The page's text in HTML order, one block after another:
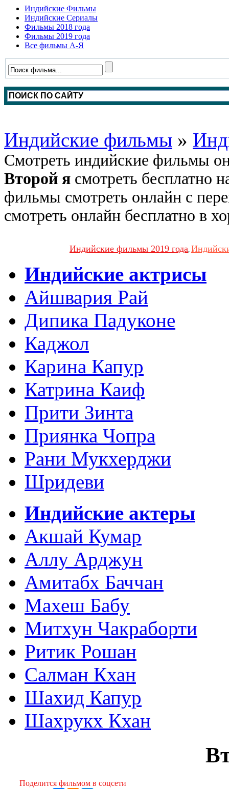
Индийские Фильмы
Индийские Сериалы
Фильмы 2018 года
Фильмы 2019 года
Все фильмы А-Я
Индийские фильмы »
Смотреть индийские фильмы
Второй я смотреть бесплатно
фильмы смотреть онлайн с
смотреть онлайн бесплатно в
Индийские фильмы 2019 года,
Индийские актрисы
Айшвария Рай
Дипика Падуконе
Каджол
Карина Капур
Катрина Каиф
Прити Зинта
Приянка Чопра
Рани Мукхерджи
Шридеви
Индийские актеры
Акшай Кумар
Аллу Арджун
Амитабх Баччан
Махеш Бабу
Митхун Чакраборти
Ритик Рошан
Салман Кхан
Шахид Капур
Шахрукх Кхан
Поделится фильмом в соцсети